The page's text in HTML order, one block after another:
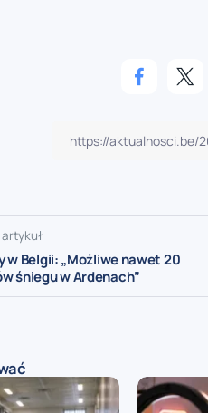
w Belgii: „Możliwe nawet 20
śniegu w Ardenach”